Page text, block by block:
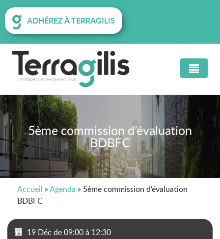
ADHÉREZ À TERRAGILIS
5ème commission d’évaluation
BDBFC
Accueil »Agenda » 5ème commission d’évaluation
BDBFC
19 Déc de09:00à 12:30